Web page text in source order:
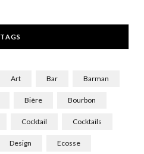
TAGS
Art Bar Barman
Bière Bourbon
Cocktail Cocktails
Design Ecosse